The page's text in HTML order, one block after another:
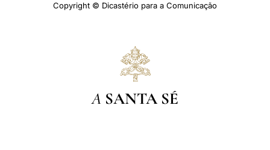
Copyright © Dicastério para a Comunicação
A SANTA SÉ